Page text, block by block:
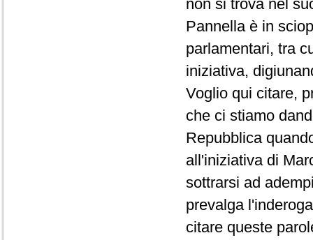
non si trova nel
Pannella è in
parlamentari, tra
iniziativa,
Voglio qui citare,
che ci stiamo
Repubblica
all'iniziativa di
sottrarsi ad
prevalga
citare queste